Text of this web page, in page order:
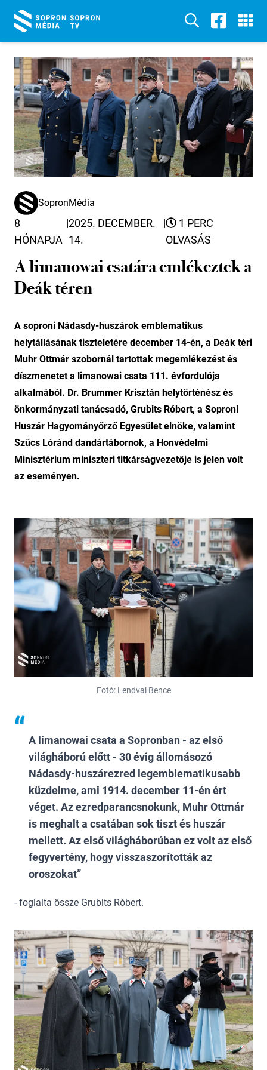
SopronMédia
8
HÓNAPJA
|2025. DECEMBER.
14.
|
1 PERC
OLVASÁS
A limanowai csatára emlékeztek a
Deák téren
A soproni Nádasdy-huszárok emblematikus
helytállásának tiszteletére december 14-én, a Deák téri
Muhr Ottmár szobornál tartottak megemlékezést és
díszmenetet a limanowai csata 111. évfordulója
alkalmából. Dr. Brummer Krisztán helytörténész és
önkormányzati tanácsadó, Grubits Róbert, a Soproni
Huszár Hagyományőrző Egyesület elnöke, valamint
Szűcs Lóránd dandártábornok, a Honvédelmi
Minisztérium miniszteri titkárságvezetője is jelen volt
az eseményen.
Fotó: Lendvai Bence
A limanowai csata a Sopronban - az első
világháború előtt - 30 évig állomásozó
Nádasdy-huszárezred legemblematikusabb
küzdelme, ami 1914. december 11-én ért
véget. Az ezredparancsnokunk, Muhr Ottmár
is meghalt a csatában sok tiszt és huszár
mellett. Az első világháborúban ez volt az első
fegyvertény, hogy visszaszorították az
oroszokat
- foglalta össze Grubits Róbert.